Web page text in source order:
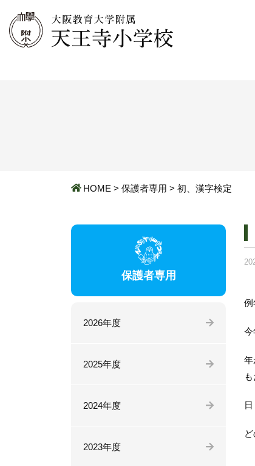
HOME > 保護者専用 > 初、漢字検定
例
今
年
保護者専用
2026年度
2025年度
2024年度
2023年度